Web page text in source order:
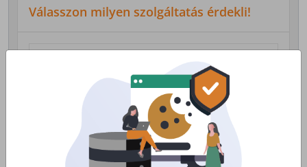
Válasszon milyen szolgáltatás érdekli!
Otthoni internet, telefon és tv
szolgáltatás
Érdekel